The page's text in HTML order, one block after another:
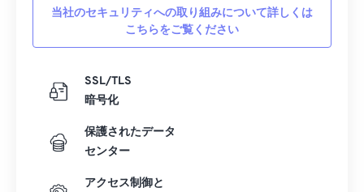
当社のセキュリティへの取り組みについて詳しくは
こちらをご覧ください
SSL/TLS
暗号化
保護されたデータ
センター
アクセス制御と